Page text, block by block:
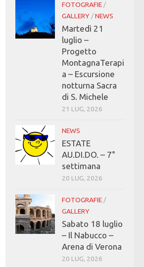
FOTOGRAFIE /
GALLERY /NEWS
Martedì 21
luglio –
Progetto
MontagnaTerapi
a – Escursione
notturna Sacra
di S. Michele
21 LUG, 2026
NEWS
ESTATE
AU.DI.DO. – 7°
settimana
20 LUG, 2026
FOTOGRAFIE /
GALLERY
Sabato 18 luglio
– Il Nabucco –
Arena di Verona
20 LUG, 2026